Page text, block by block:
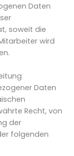
Daten
soweit die
wird
Daten
Recht, von
der
folgenden